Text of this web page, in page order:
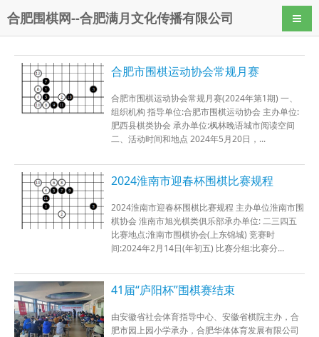
合肥围棋网--合肥满月文化传播有限公司 导航
合肥市围棋运动协会常规月赛
合肥市围棋运动协会常规月赛(2024年第1期) 一、
组织机构 指导单位:合肥市围棋运动协会 主办单位:
肥西县棋类协会 承办单位:枫林晚语城市阅读空间
二、活动时间和地点 2024年5月20日，...
2024淮南市迎春杯围棋比赛规程
2024淮南市迎春杯围棋比赛规程 主办单位淮南市围
棋协会 淮南市旭光棋类俱乐部承办单位: 二三四五
比赛地点:淮南市围棋协会(上东锦城) 竞赛时
间:2024年2月14日(年初五) 比赛分组:比赛分...
41届“庐阳杯”围棋赛结束
由安徽省社会体育指导中心、安徽省棋院主办，合
肥市园上园小学承办，合肥华体体育发展有限公司